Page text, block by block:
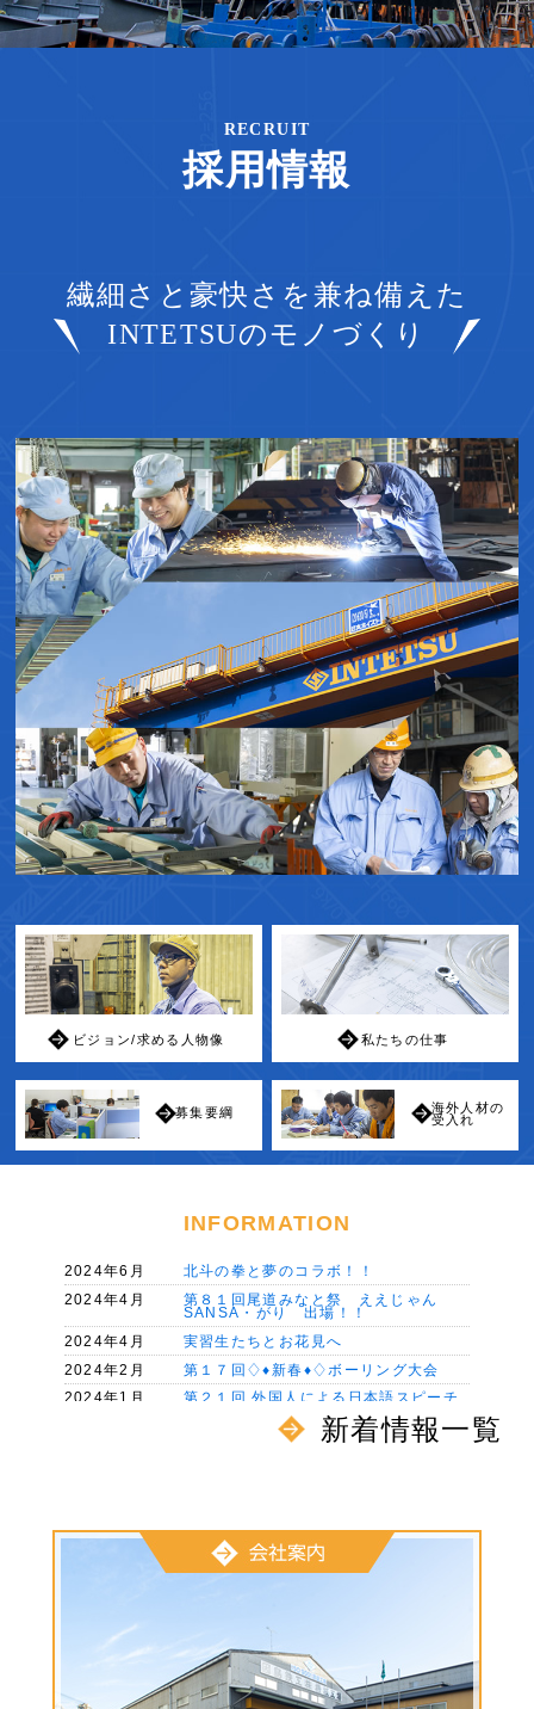
RECRUIT
採用情報
繊細さと豪快さを兼ね備えた
INTETSUのモノづくり
ビジョン/求める人物像 私たちの仕事
募集要綱
海外人材の
受入れ
INFORMATION
2024年6月
北斗の拳と夢のコラボ！！
2024年4月
第８１回尾道みなと祭 ええじゃん
SANSA・がり 出場！！
2024年4月
実習生たちとお花見へ
2024年2月
第１７回♢♦新春♦♢ボーリング大会
2024年1月
第２１回 外国人による日本語スピーチ
【社員旅行】 ～ 呉・道後温泉の旅♪ ～
2023年8月
「第30回因島水軍祭り」小早レース参
戦！
2023年3月
成！！！
因ベーション★☆ 試作品発表会を行
いました
新着情報一覧